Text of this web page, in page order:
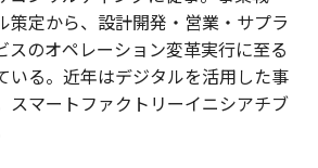
策定から、設計開発・営業・サプラ
スのオペレーション変革実行に至る
いる。近年はデジタルを活用した事
スマートファクトリーイニシアチブ